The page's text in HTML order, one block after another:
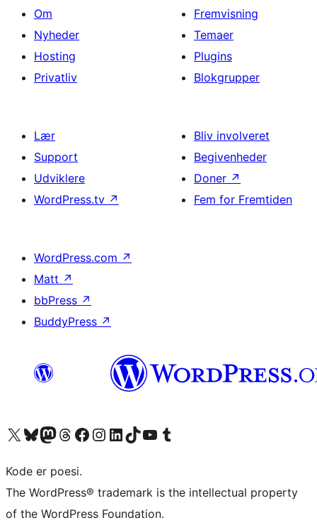
Om
Nyheder
Hosting
Privatliv
Fremvisning
Temaer
Plugins
Blokgrupper
Lær
Support
Udviklere
WordPress.tv ↗
Bliv involveret
Begivenheder
Doner ↗
Fem for Fremtiden
WordPress.com ↗
Matt ↗
bbPress ↗
BuddyPress ↗
Besøg vores X (tidligere Twitter) konto
Besøg vores Bluesky-konto
Besøg vores Mastodon konto
Besøg vores Threads-konto
Besøg vores Facebook sideBesøg vores Instagram konto
Besøg vores LinkedIn konto
Besøg vores TikTok-konto
Besøg vores YouTube-kanalBesøg vores Tumblr-konto
Kode er poesi.
The WordPress® trademark is the intellectual property
of the WordPress Foundation.